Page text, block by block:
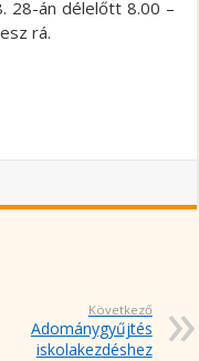
28-án délelőtt 8.00 –
rá.
Következő
Adománygyűjtés
iskolakezdéshez